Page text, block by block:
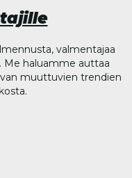
valmentajaa
Me haluamme auttaa
muuttuvien trendien